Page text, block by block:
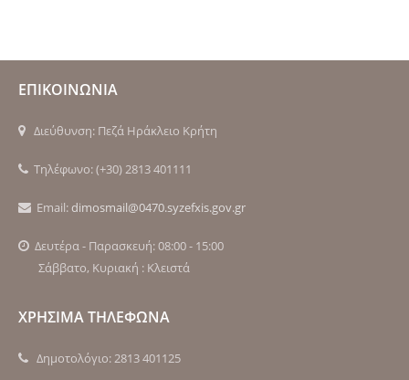
ΕΠΙΚΟΙΝΩΝΙΑ
Διεύθυνση: Πεζά Ηράκλειο Κρήτη
Τηλέφωνο: (+30) 2813 401111
Email:dimosmail@0470.syzefxis.gov.gr
Δευτέρα - Παρασκευή: 08:00 - 15:00
Σάββατο, Κυριακή : Κλειστά
ΧΡΗΣΙΜΑ ΤΗΛΕΦΩΝΑ
Δημοτολόγιο: 2813 401125